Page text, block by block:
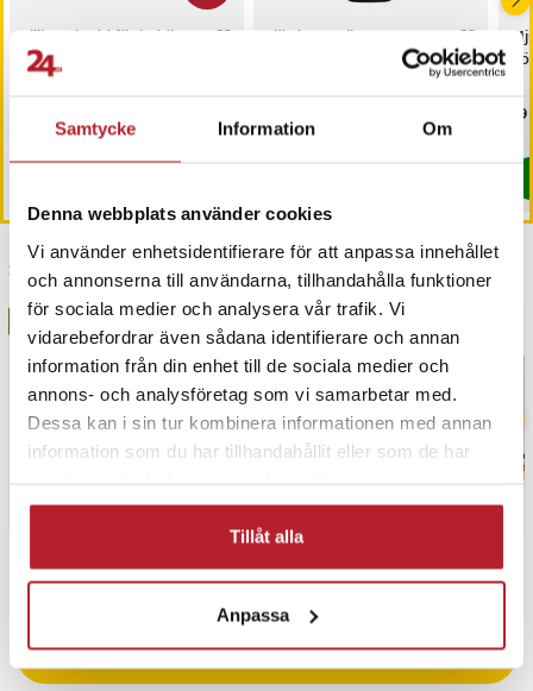
Samtycke Information Om
Denna webbplats använder cookies
Vi använder enhetsidentifierare för att anpassa innehållet
och annonserna till användarna, tillhandahålla funktioner
för sociala medier och analysera vår trafik. Vi
vidarebefordrar även sådana identifierare och annan
information från din enhet till de sociala medier och
annons- och analysföretag som vi samarbetar med.
Dessa kan i sin tur kombinera informationen med annan
information som du har tillhandahållit eller som de har
Tillåt alla
Anpassa
Silikonskydd för laddbox
till Samsung Galaxy Bud
3 / 3 Pro - Svart
Nuvarande pris
Tidigare
:39 kr
I lager, levereras inom 1-2 vardagar
Fjärrkontroll BN59-
01175N kompatibel med
Pris
149 kr
I lager, levereras inom 1-2 vardagar
Senast besökta
BÄSTSÄLJARE BÄSTSÄLJARE
PRISGARANTI
UTFÖRSÄLJNING